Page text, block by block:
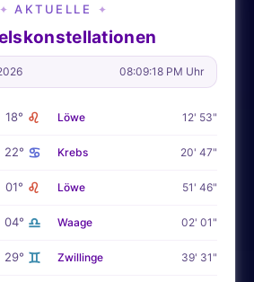
✦ AKTUELLE ✦
08:09:20 PM Uhr
18° ♌ Löwe 12' 53"
22° ♋ Krebs 20' 47"
01° ♌ Löwe 51' 46"
04° ♎ Waage 02' 01"
29° ♊ Zwillinge 39' 31"